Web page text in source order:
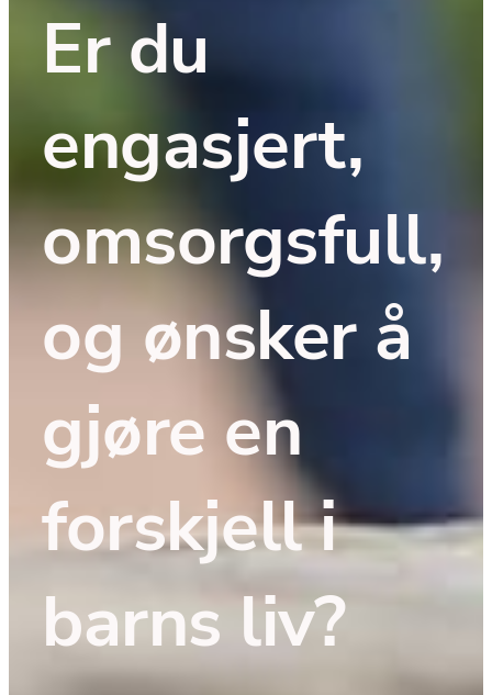
Er du
engasjert,
omsorgsfull,
og ønsker å
gjøre en
forskjell i
barns liv?